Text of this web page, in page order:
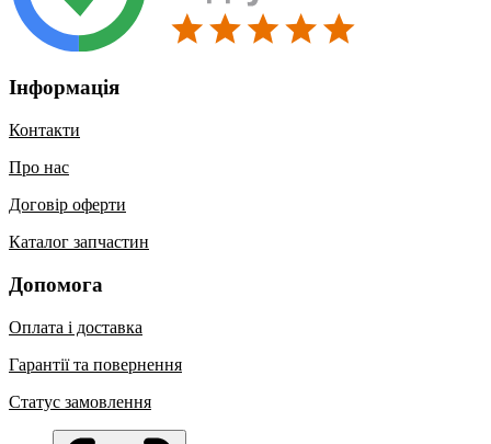
Інформація
Контакти
Про нас
Договір оферти
Каталог запчастин
Допомога
Оплата і доставка
Гарантії та повернення
Статус замовлення